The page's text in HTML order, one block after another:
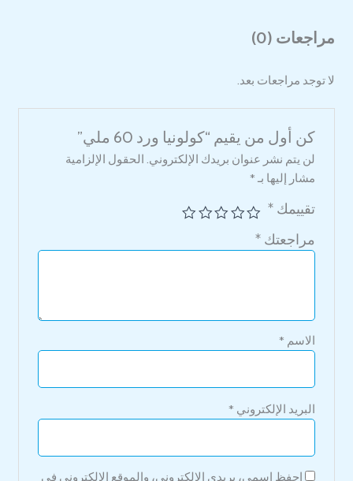
مراجعات (0)
لا توجد مراجعات بعد.
كن أول من يقيم “كولونيا ورد 60 ملي”
لن يتم نشر عنوان بريدك الإلكتروني. الحقول الإلزامية
مشار إليها بـ *
تقييمك*
مراجعتك*
الاسم *
البريد الإلكتروني *
احفظ اسمي، بريدي الإلكتروني، والموقع الإلكتروني في